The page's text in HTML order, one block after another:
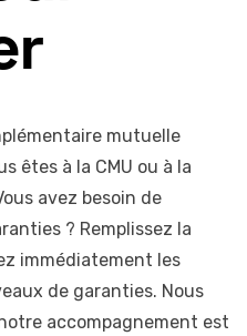
mutuelle
êtes à la CMU ou à la
avez besoin de
? Remplissez la
immédiatement les
de garanties. Nous
accompagnement est